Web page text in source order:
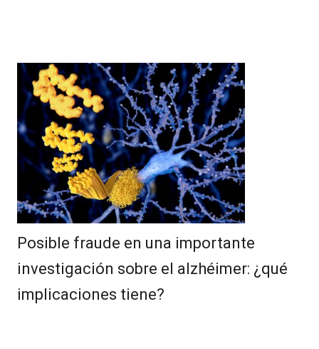
Posible fraude en una importante
investigación sobre el alzhéimer: ¿qué
implicaciones tiene?